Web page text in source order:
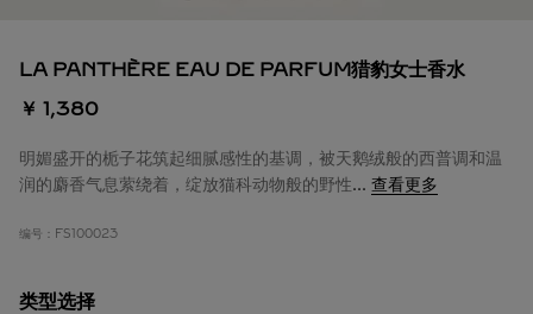
LA PANTHÈRE EAU DE PARFUM猎豹女士香水
￥ 1,380
明媚盛开的栀子花筑起细腻感性的基调，被天鹅绒般的西普调和温
润的麝香气息萦绕着，绽放猫科动物般的野性... 查看更多
编号： FS100023
类型选择